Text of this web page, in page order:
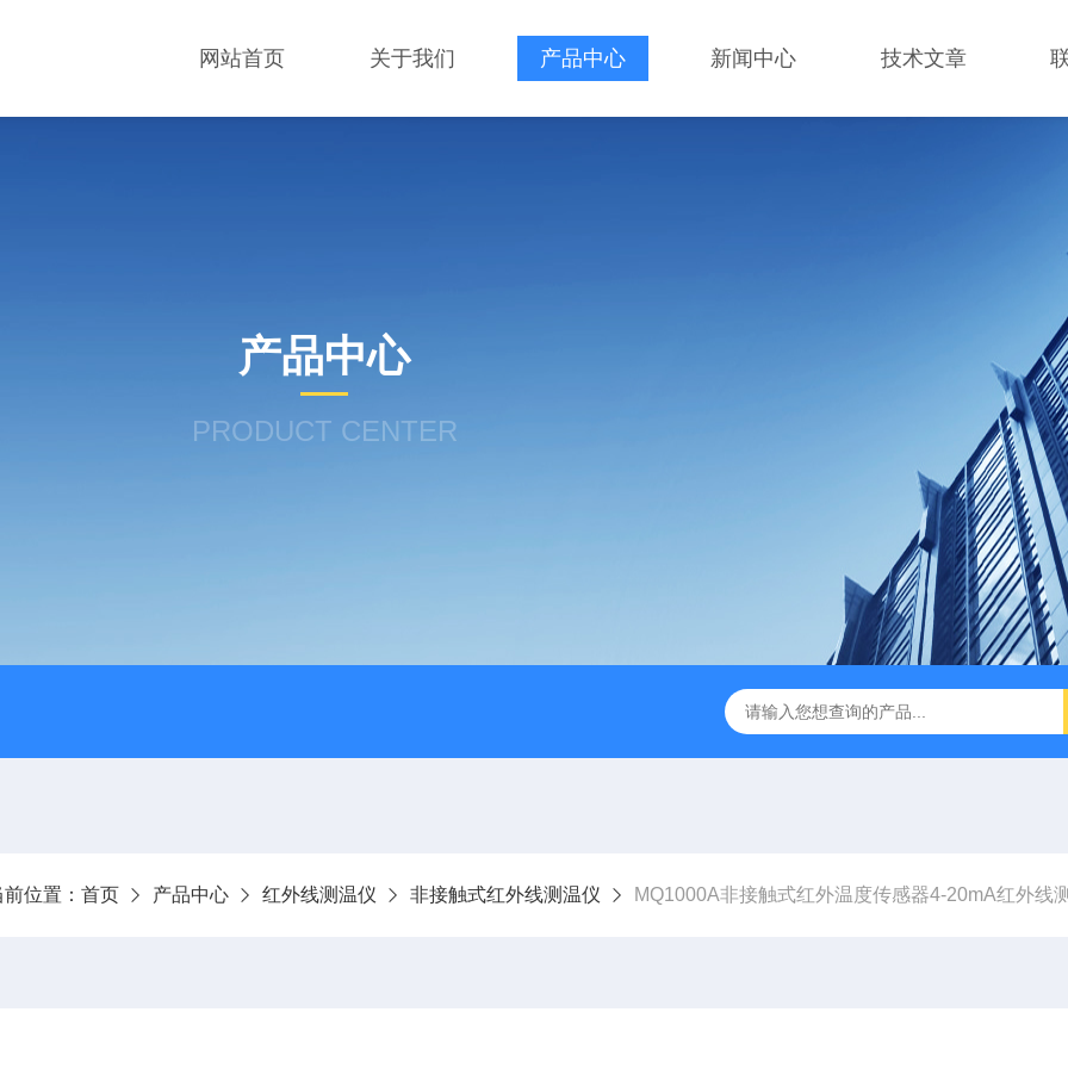
网站首页 关于我们 产品中心 新闻中心 技术文章
产品中心
PRODUCT CENTER
位置： 首页 产品中心 红外线测温仪 非接触式红外线测温仪 MQ1000A非接触式红外温度传感器4-20mA红外线测温仪